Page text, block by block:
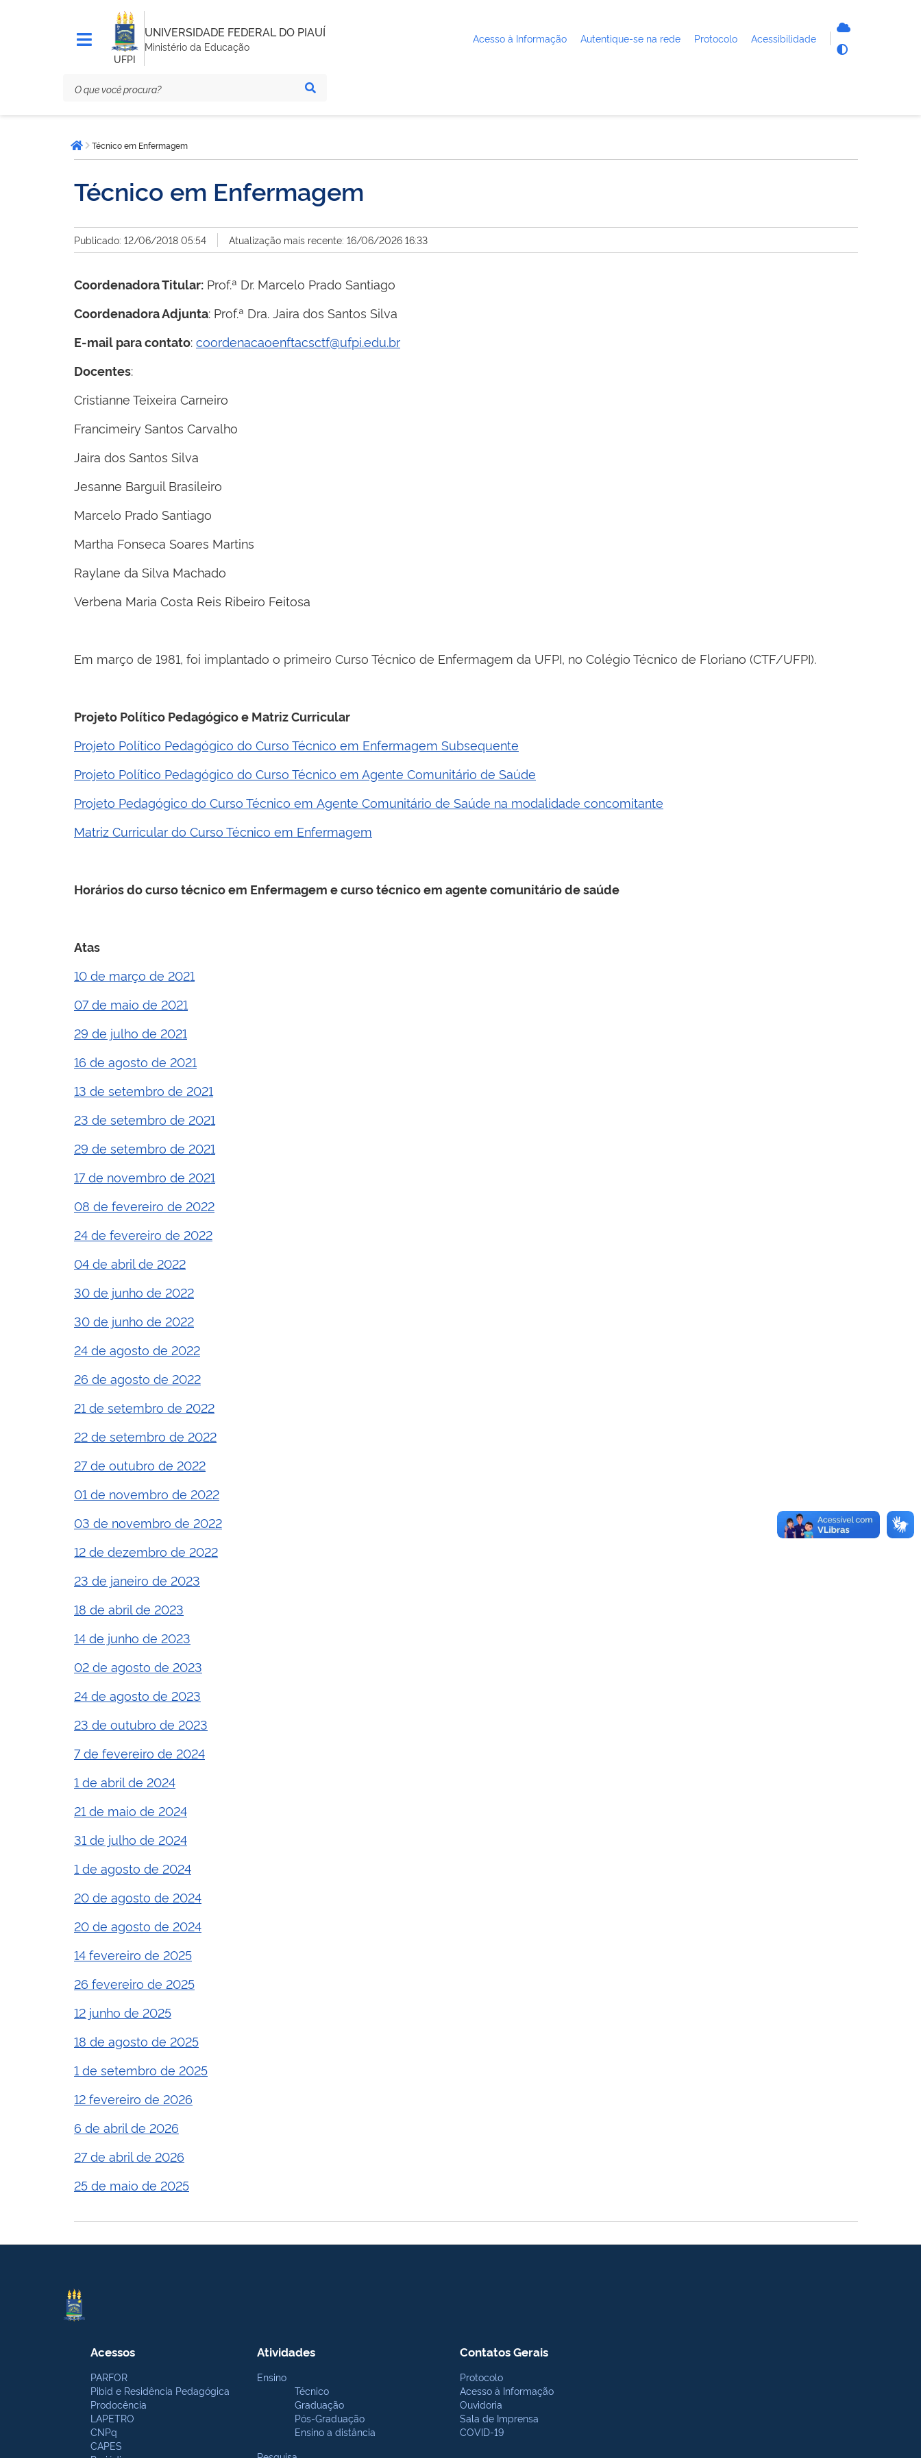
UFPI
UNIVERSIDADE FEDERAL DO PIAUÍ
Ministério da Educação
Acesso à Informação Autentique-se na rede Protocolo Acessibilidade
está
aqui:Página inicial
Técnico em Enfermagem
Técnico em Enfermagem
Publicado: 12/06/2018 05:54 Atualização mais recente: 16/06/2026 16:33
Coordenadora Titular: Prof.ª Dr. Marcelo Prado Santiago
Coordenadora Adjunta: Prof.ª Dra. Jaira dos Santos Silva
E-mail para contato: coordenacaoenftacsctf@ufpi.edu.br
Docentes:
Cristianne Teixeira Carneiro
Francimeiry Santos Carvalho
Jaira dos Santos Silva
Jesanne Barguil Brasileiro
Marcelo Prado Santiago
Martha Fonseca Soares Martins
Raylane da Silva Machado
Verbena Maria Costa Reis Ribeiro Feitosa
Em março de 1981, foi implantado o primeiro Curso Técnico de Enfermagem da UFPI, no Colégio Técnico de Floriano (CTF/UFPI).
Projeto Político Pedagógico e Matriz Curricular
Projeto Político Pedagógico do Curso Técnico em Enfermagem Subsequente
Projeto Político Pedagógico do Curso Técnico em Agente Comunitário de Saúde
Projeto Pedagógico do Curso Técnico em Agente Comunitário de Saúde na modalidade concomitante
Matriz Curricular do Curso Técnico em Enfermagem
Horários do curso técnico em Enfermagem e curso técnico em agente comunitário de saúde
Atas
10 de março de 2021
07 de maio de 2021
29 de julho de 2021
16 de agosto de 2021
13 de setembro de 2021
23 de setembro de 2021
29 de setembro de 2021
17 de novembro de 2021
08 de fevereiro de 2022
24 de fevereiro de 2022
04 de abril de 2022
30 de junho de 2022
30 de junho de 2022
24 de agosto de 2022
26 de agosto de 2022
21 de setembro de 2022
22 de setembro de 2022
27 de outubro de 2022
01 de novembro de 2022
03 de novembro de 2022
12 de dezembro de 2022
23 de janeiro de 2023
18 de abril de 2023
14 de junho de 2023
02 de agosto de 2023
24 de agosto de 2023
23 de outubro de 2023
7 de fevereiro de 2024
1 de abril de 2024
21 de maio de 2024
31 de julho de 2024
1 de agosto de 2024
20 de agosto de 2024
20 de agosto de 2024
14 fevereiro de 2025
26 fevereiro de 2025
12 junho de 2025
18 de agosto de 2025
1 de setembro de 2025
12 fevereiro de 2026
6 de abril de 2026
27 de abril de 2026
25 de maio de 2025
Acessos
PARFOR
Pibid e Residência Pedagógica
Prodocência
LAPETRO
CNPq
CAPES
Atividades
Ensino
Técnico
Graduação
Pós-Graduação
Ensino a distância
Contatos Gerais
Protocolo
Acesso à Informação
Ouvidoria
Sala de Imprensa
COVID-19